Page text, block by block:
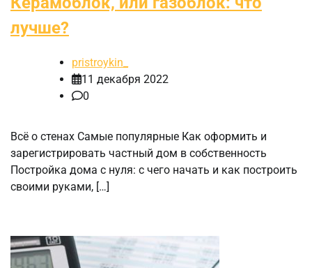
лучше?
pristroykin_
11 декабря 2022
0
Всё о стенах Самые популярные Как оформить и
зарегистрировать частный дом в собственность
Постройка дома с нуля: с чего начать и как построить
своими руками, […]